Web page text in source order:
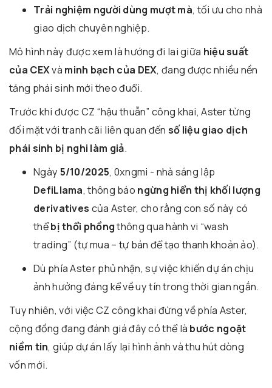
Trải nghiệm người dùng mượt mà, tối ưu cho nhà
giao dịch chuyên nghiệp.
Mô hình này được xem là hướng đi lai giữa hiệu suất
của CEXvà minh bạch của DEX, đang được nhiều nền
tảng phái sinh mới theo đuổi.
Trước khi được CZ “hậu thuẫn” công khai, Aster từng
đối mặt với tranh cãi liên quan đến số liệu giao dịch
phái sinh bị nghi làm giả.
Ngày 5/10/2025, 0xngmi - nhà sáng lập
DefiLlama, thông báo ngừng hiển thị khối lượng
derivatives của Aster, cho rằng con số này có
thểbị thổi phồngthông qua hành vi “wash
trading” (tự mua – tự bán để tạo thanh khoản ảo).
Dù phía Aster phủ nhận, sự việc khiến dự án chịu
ảnh hưởng đáng kể về uy tín trong thời gian ngắn.
Tuy nhiên, với việc CZ công khai đứng về phía Aster,
cộng đồng đang đánh giá đây có thể là bước ngoặt
niềm tin, giúp dự án lấy lại hình ảnh và thu hút dòng
vốn mới.